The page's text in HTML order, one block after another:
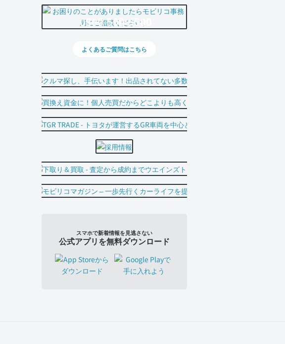
0800-500-5500
よくあるご質問はこちら
スマホで新着情報を見逃さない
公式アプリを無料ダウンロード